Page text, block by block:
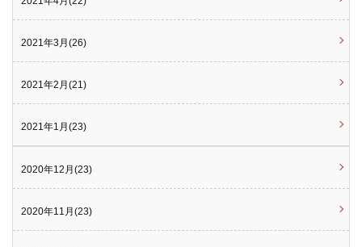
2021年3月(26)
2021年2月(21)
2021年1月(23)
2020年12月(23)
2020年11月(23)